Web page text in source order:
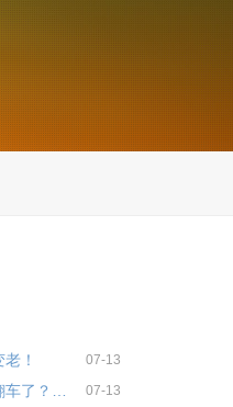
！ 07-13
07-13